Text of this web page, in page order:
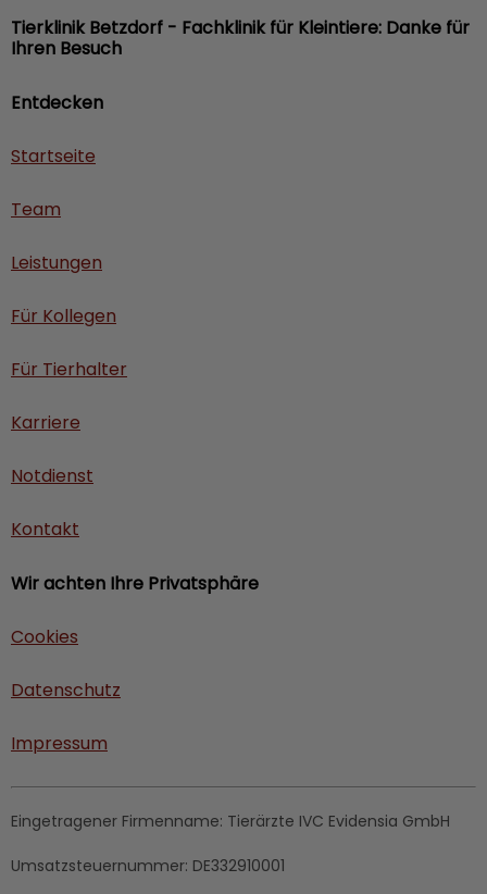
Entdecken
Startseite
Team
Leistungen
Für Kollegen
Für Tierhalter
Karriere
Notdienst
Kontakt
Wir achten Ihre Privatsphäre
Cookies
Datenschutz
Impressum
Tierklinik Betzdorf - Fachklinik für Kleintiere: Danke für
Ihren Besuch
Eingetragener Firmenname: Tierärzte IVC Evidensia GmbH
Umsatzsteuernummer: DE332910001